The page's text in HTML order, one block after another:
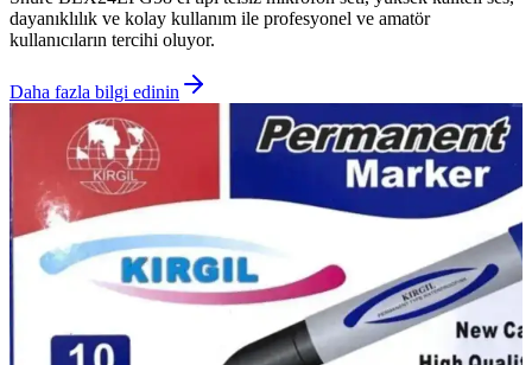
dayanıklılık ve kolay kullanım ile profesyonel ve amatör
kullanıcıların tercihi oluyor.
Daha fazla bilgi edinin